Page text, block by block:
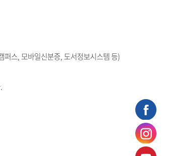
스, 모바일신분증, 도서정보시스템 등)